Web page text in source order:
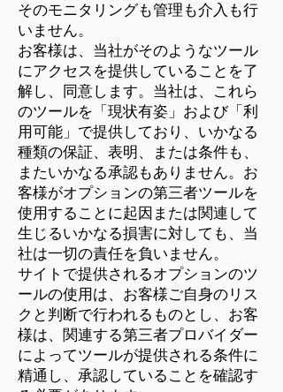
そのモニタリングも管理も介入も行
いません。
お客様は、当社がそのようなツール
にアクセスを提供していることを了
解し、同意します。当社は、これら
のツールを「現状有姿」および「利
用可能」で提供しており、いかなる
種類の保証、表明、または条件も、
またいかなる承認もありません。お
客様がオプションの第三者ツールを
使用することに起因または関連して
生じるいかなる損害に対しても、当
社は一切の責任を負いません。
サイトで提供されるオプションのツ
ールの使用は、お客様ご自身のリス
クと判断で行われるものとし、お客
様は、関連する第三者プロバイダー
によってツールが提供される条件に
精通し、承認していることを確認す